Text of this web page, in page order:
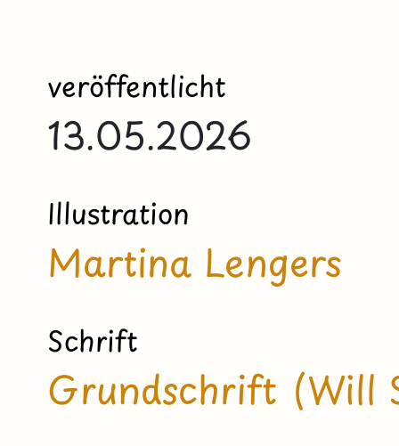
veröffentlicht
13.05.2026
Illustration
Martina Lengers
Schrift
Grundschrift (Will